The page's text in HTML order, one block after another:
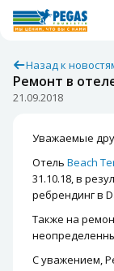
Назад к
Ремонт в
21.09.2018
Уважаемые
Отель Beach
31.10.18, в
ребрендинг в
Также на
С уважением,